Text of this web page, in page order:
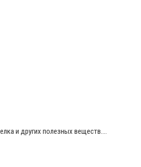
и других полезных веществ….